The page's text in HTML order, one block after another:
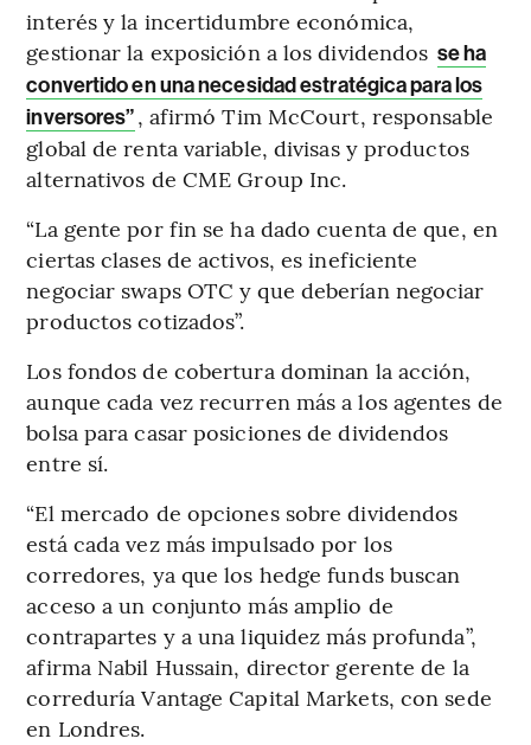
interés y la incertidumbre económica,
gestionar la exposición a los dividendos se ha
convertido en una necesidad estratégica para los
inversores”, afirmó Tim McCourt, responsable
global de renta variable, divisas y productos
alternativos de CME Group Inc.
“La gente por fin se ha dado cuenta de que, en
ciertas clases de activos, es ineficiente
negociar swaps OTC y que deberían negociar
productos cotizados”.
Los fondos de cobertura dominan la acción,
aunque cada vez recurren más a los agentes de
bolsa para casar posiciones de dividendos
entre sí.
“El mercado de opciones sobre dividendos
está cada vez más impulsado por los
corredores, ya que los hedge funds buscan
acceso a un conjunto más amplio de
contrapartes y a una liquidez más profunda”,
afirma Nabil Hussain, director gerente de la
correduría Vantage Capital Markets, con sede
en Londres.